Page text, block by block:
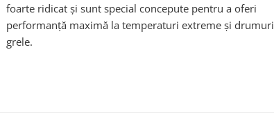
foarte ridicat și sunt special concepute pentru a oferi
performanță maximă la temperaturi extreme şi drumuri
grele.